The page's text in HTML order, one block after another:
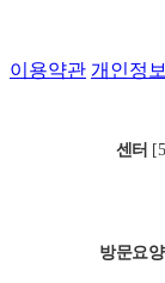
이용약관 개인정
센터
방문요양